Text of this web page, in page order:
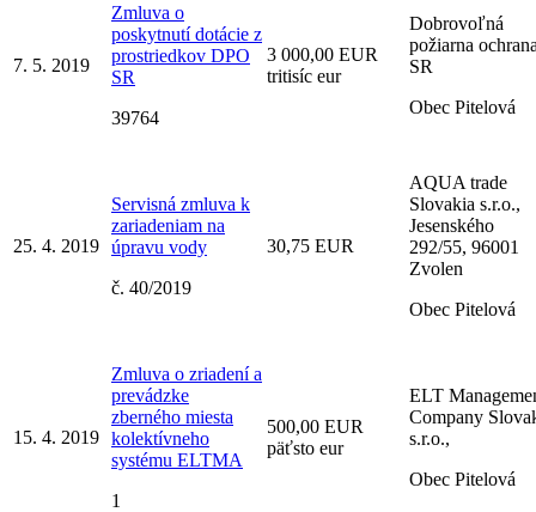
7. 5. 2019
Zmluva o
poskytnutí dotácie z
prostriedkov DPO
SR
39764
3 000,00 EUR
tritisíc eur
Dobrovoľná
požiarna
SR
Obec Pitelová
25. 4. 2019
Servisná zmluva k
zariadeniam na
úpravu vody
č. 40/2019
30,75 EUR
AQUA trade
Slovakia s.r.o.,
Jesenského
292/55, 96001
Zvolen
Obec Pitelová
15. 4. 2019
Zmluva o zriadení a
prevádzke
zberného miesta
kolektívneho
systému ELTMA
1
500,00 EUR
päťsto eur
ELT
Company
s.r.o.,
Obec Pitelová